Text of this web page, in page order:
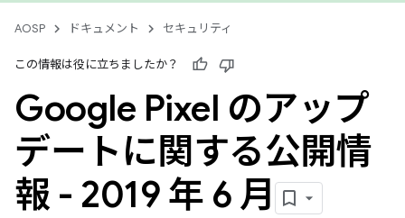
AOSP ドキュメント セキュリティ
この情報は役に立ちましたか？
Google Pixel のアップ
デートに関する公開情
報 - 2019 年 6 月